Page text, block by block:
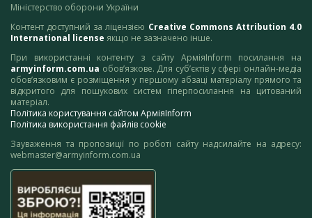
Міністерство оборони України
Контент доступний за ліцензією Creative Commons Attribution 4.0
International license якщо не зазначено інше.
При використанні контенту з сайту АрміяInform посилання на
armyinform.com.ua обов’язкове. Для суб’єктів у сфері онлайн-медіа
обов’язковим є розміщення у першому абзаці матеріалу прямого та
відкритого для пошукових систем гіперпосилання на цитований
матеріал.
Політика користування сайтом АрміяInform
Політика використання файлів cookie
Зауваження та пропозиції по роботі сайту надсилайте на адресу:
webmaster@armyinform.com.ua